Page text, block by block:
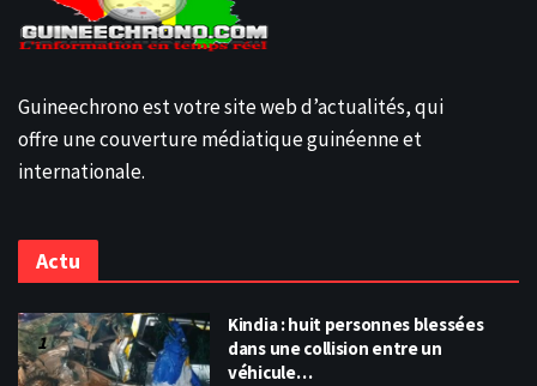
Guineechrono est votre site web d’actualités, qui
offre une couverture médiatique guinéenne et
internationale.
Actu
Kindia : huit personnes blessées
dans une collision entre un
véhicule…